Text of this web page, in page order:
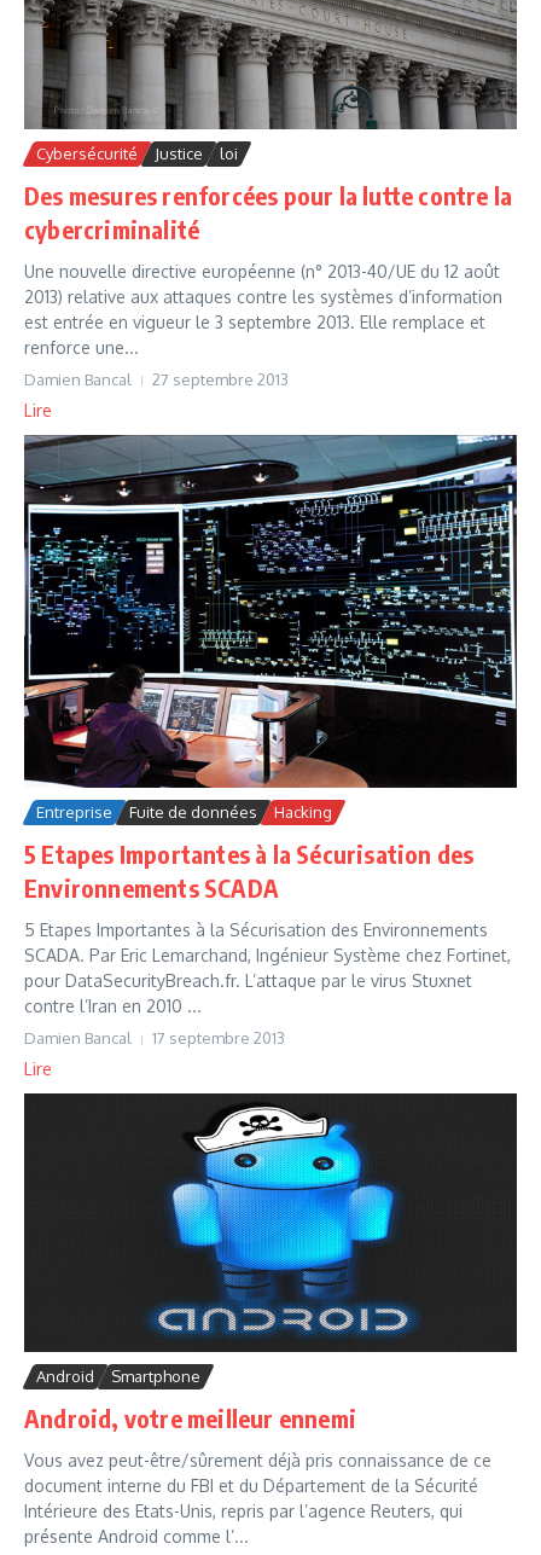
Cybersécurité Justice loi
Des mesures renforcées pour la lutte contre la
cybercriminalité
Une nouvelle directive européenne (n° 2013-40/UE du 12 août
2013) relative aux attaques contre les systèmes d’information
est entrée en vigueur le 3 septembre 2013. Elle remplace et
renforce une...
Damien Bancal 27 septembre 2013
Lire
Entreprise Fuite de données Hacking
5 Etapes Importantes à la Sécurisation des
Environnements SCADA
5 Etapes Importantes à la Sécurisation des Environnements
SCADA. Par Eric Lemarchand, Ingénieur Système chez Fortinet,
pour DataSecurityBreach.fr. L’attaque par le virus Stuxnet
contre l’Iran en 2010 ...
Damien Bancal 17 septembre 2013
Lire
Android Smartphone
Android, votre meilleur ennemi
Vous avez peut-être/sûrement déjà pris connaissance de ce
document interne du FBI et du Département de la Sécurité
Intérieure des Etats-Unis, repris par l’agence Reuters, qui
présente Android comme l’...